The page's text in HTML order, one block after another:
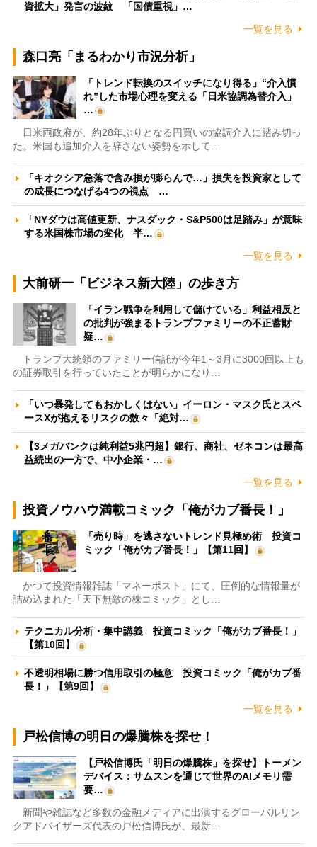
資拡大」発言の波紋 「国債重視」…
一覧を見る
森口亮「まるわかり市況分析」
「トレンド転換のスイッチになり得る」“介入慣
れ”した市場心理を変える「日米協調為替介入」
…
日米両政府が、約28年ぶりとなる円買いの協調介入に踏み切っ
た。米国も追加介入を辞さない姿勢を示して…
「キオクシア急落で含み損が膨らんで…」損失を投資家として
の成長につなげる4つの視点 …
「NYダウは高値更新、ナスダック・S&P500は足踏み」が意味
する米国株市場の変化 半…
一覧を見る
大前研一「ビジネス新大陸」の歩き方
「イラン戦争を利用して儲けている」利益相反と
の批判が強まるトランプファミリーの不正蓄財
疑…
トランプ大統領のファミリー信託が今年1～3月に3000回以上も
の証券取引を行っていたことが明らかになり…
「いつ暴発してもおかしくはない」イーロン・マスク氏とスペ
ースXが抱えるリスクの数々「絶対…
【3メガバンクは純利益5兆円超】銀行、商社、ゼネコンは最高
益続出の一方で、中小企業・…
一覧を見る
投資ノウハウ満載コミック「俺がカブ番長！」
「売り時」を逃さないトレンド見極め術 投資コ
ミック「俺がカブ番長！」【第11回】
かつて投資情報雑誌「マネーポスト」にて、圧倒的な情報量が
詰め込まれた「天下無敵の株コミック」とし…
テクニカル分析・集中講義 投資コミック「俺がカブ番長！」
【第10回】
不透明相場に勝つ信用取引の極意 投資コミック「俺がカブ番
長！」【第9回】
一覧を見る
戸松信博の明日の爆騰株を探せ！
【戸松信博氏「明日の爆騰株」を探せ】トーメン
デバイス：サムスンを通じて世界のAIメモリ需
要…
新聞や雑誌など多数の金融メディアに出演するグローバルリン
クアドバイザーズ代表の戸松信博氏が、最新…